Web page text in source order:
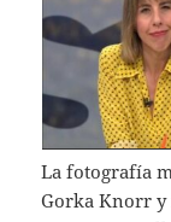
La fotografía
Gorka Knorr y